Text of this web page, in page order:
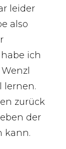
leider
also
ich
lernen.
zurück
der
kann.